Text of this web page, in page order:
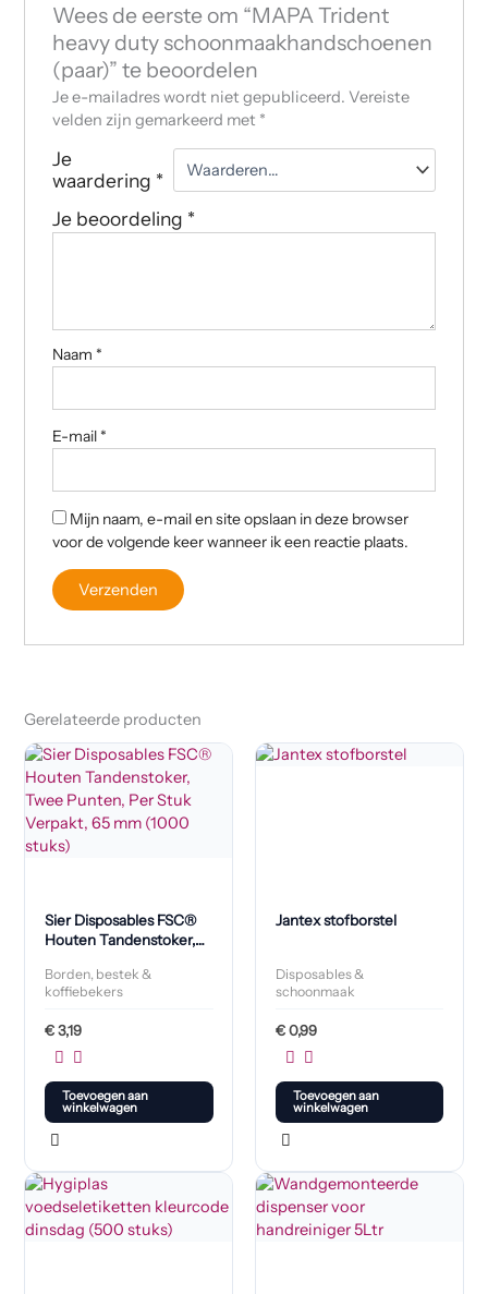
Wees de eerste om “MAPA Trident
heavy duty schoonmaakhandschoenen
(paar)” te beoordelen
Je e-mailadres wordt niet gepubliceerd. Vereiste
velden zijn gemarkeerd met *
Je
waardering *
Je beoordeling *
Naam *
E-mail *
Mijn naam, e-mail en site opslaan in deze browser
voor de volgende keer wanneer ik een reactie plaats.
Gerelateerde producten
Sier Disposables FSC®
Houten Tandenstoker,
Verpakt, 65 mm (1000
stuks)
Borden, bestek &
koffiebekers
€3,19
Toevoegen aan
winkelwagen
Jantex stofborstel
Disposables &
schoonmaak
€0,99
Toevoegen aan
winkelwagen